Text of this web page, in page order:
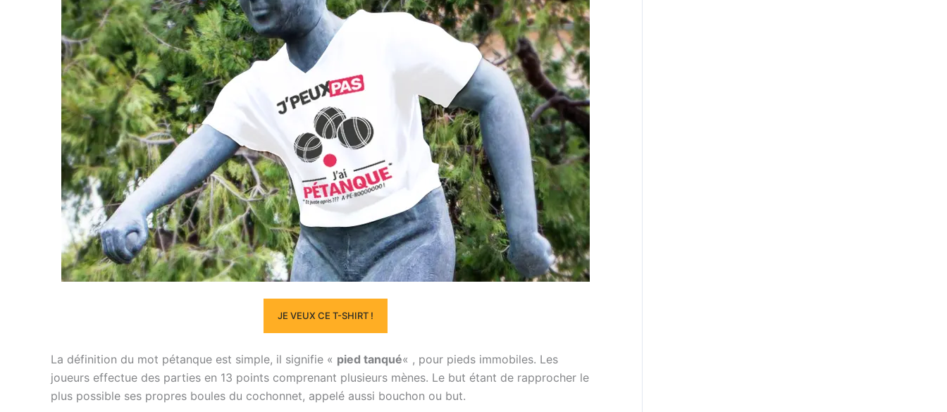
JE VEUX CE T-SHIRT !
La définition du mot pétanque est simple, il signifie « pied tanqué« , pour pieds immobiles. Les
joueurs effectue des parties en 13 points comprenant plusieurs mènes. Le but étant de rapprocher le
plus possible ses propres boules du cochonnet, appelé aussi bouchon ou but.